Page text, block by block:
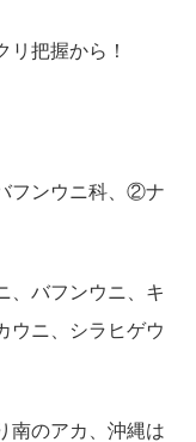
リ把握から！
フンウニ科、②ナ
、バフンウニ、キ
ウニ、シラヒゲウ
南のアカ、沖縄は